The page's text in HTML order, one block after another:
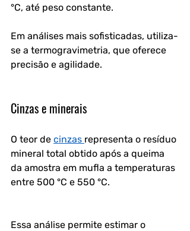
°C, até peso constante.
Em análises mais sofisticadas, utiliza-
se a termogravimetria, que oferece
precisão e agilidade.
Cinzas e minerais
O teor de cinzas representa o resíduo
mineral total obtido após a queima
da amostra em mufla a temperaturas
entre 500 °C e 550 °C.
Essa análise permite estimar o